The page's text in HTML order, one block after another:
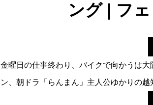
ング | フ
金曜日の仕事終わり、バイクで向かうは
ン、朝ドラ「らんまん」主人公ゆかりの